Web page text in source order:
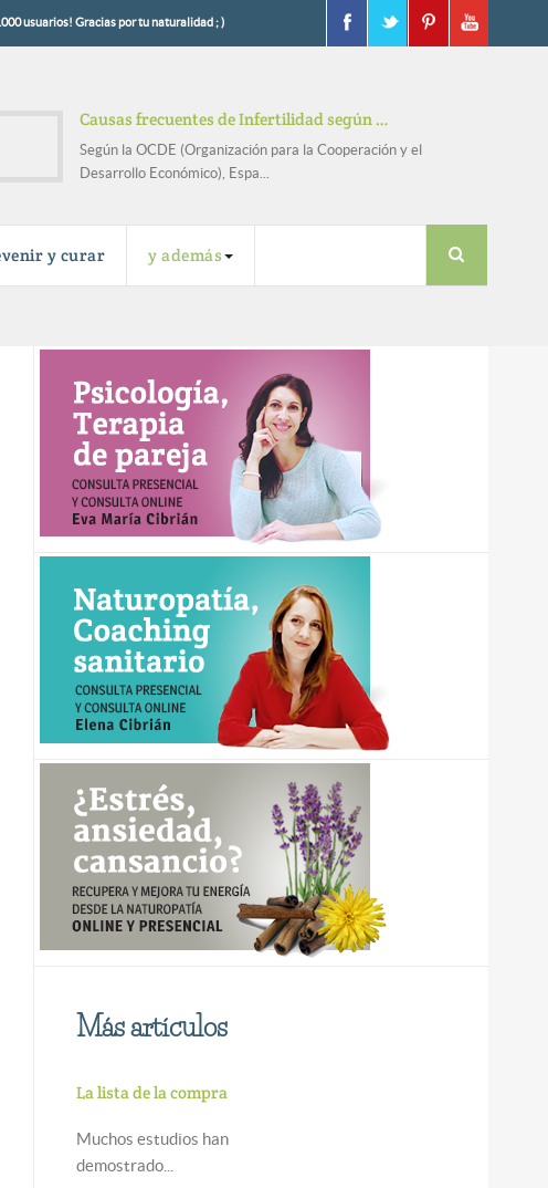
usuarios! Gracias por tu naturalidad ; )
Causas frecuentes de Infertilidad según …
Según la OCDE (Organización para la Cooperación y el
Desarrollo Económico), Espa...
y curar y además
Más artículos
La lista de la compra
Muchos estudios han
demostrado...